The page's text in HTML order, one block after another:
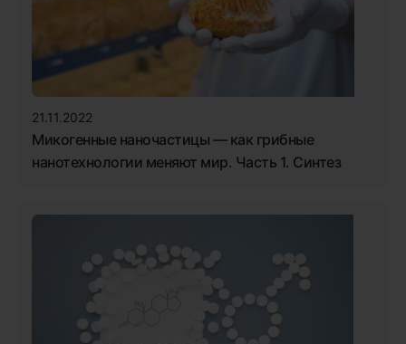
21.11.2022
Микогенные наночастицы — как грибные
нанотехнологии меняют мир. Часть 1. Синтез